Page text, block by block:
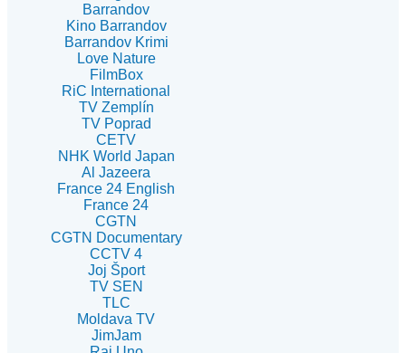
Barrandov
Kino Barrandov
Barrandov Krimi
Love Nature
FilmBox
RiC International
TV Zemplín
TV Poprad
CETV
NHK World Japan
Al Jazeera
France 24 English
France 24
CGTN
CGTN Documentary
CCTV 4
Joj Šport
TV SEN
TLC
Moldava TV
JimJam